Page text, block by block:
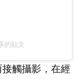
的貼文
觸攝影，在經